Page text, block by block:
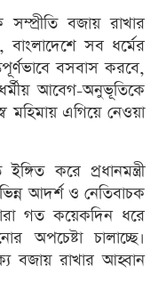
বজায় রাখার
বাংলাদেশে সব ধর্মের
বসবাস করবে,
আবেগ-অনুভূতিকে
মহিমায় এগিয়ে নেওয়া
করে প্রধানমন্ত্রী
আদর্শ ও নেতিবাচক
গত কয়েকদিন ধরে
অপচেষ্টা চালাচ্ছে।
বজায় রাখার আহ্বান